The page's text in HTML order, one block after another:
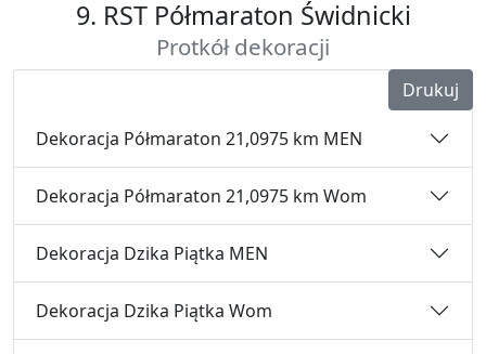
9. RST Półmaraton Świdnicki
Protkół dekoracji
Drukuj
Dekoracja Półmaraton 21,0975 km MEN
Dekoracja Półmaraton 21,0975 km Wom
Dekoracja Dzika Piątka MEN
Dekoracja Dzika Piątka Wom